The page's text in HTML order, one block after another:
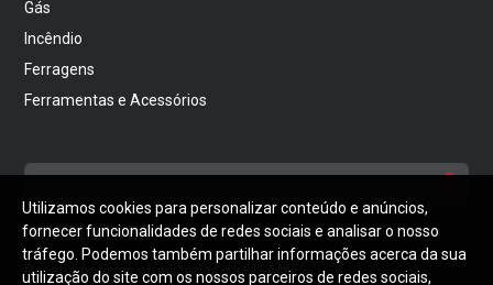
Gás
Incêndio
Ferragens
Ferramentas e Acessórios
NEWSLETTER
Receba notícias atualizadas da CIGAME
Utilizamos cookies para personalizar conteúdo e anúncios,
fornecer funcionalidades de redes sociais e analisar o nosso
tráfego. Podemos também partilhar informações acerca da sua
utilização do site com os nossos parceiros de redes sociais,